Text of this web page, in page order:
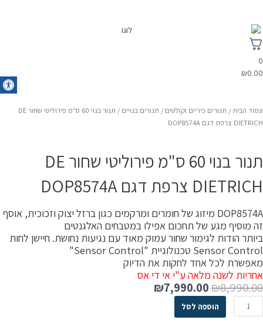
0
₪0.00
עמוד הבית / תנורים כיריים וקולטים / תנורים בנויים
/ תנור בנוי 60 ס"מ פירוליטי שחור DE
DIETRICH צרפת דגם DOP8574A
תנור בנוי 60 ס"מ פירוליטי שחור DE
DIETRICH צרפת דגם DOP8574A
DOP8574A מיזוג של חומרים ומרקמים כגון ברזל יצוק וזכוכית, אוסף
זה מוסיף מגע של תחכום אפילו במטבחים האלגנטים
ביותר הודות לגימור שחור עמוק מאוד עם נגיעות נחושת. חיישן לחות
Sensor Control טכנולוגיית "Sensor Control"
מאפשרת לכל אחד לחקות את הדיוק
אחריות לשנה מלאה ע"י אי די אס
₪8,990.00
₪7,990.00
הוספה לסל